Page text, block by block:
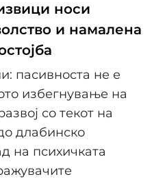
носи
и намалена
пасивноста не е
избегнување на
со текот на
длабинско
на психичката